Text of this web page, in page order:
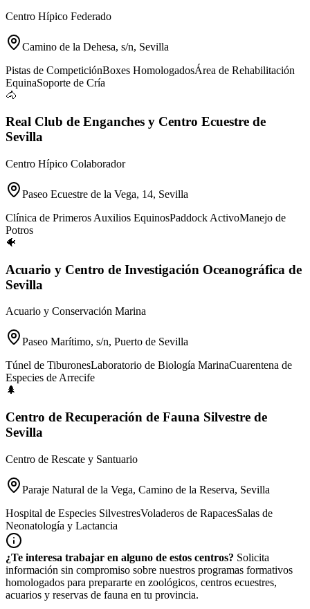
Centro Hípico Federado
Camino de la Dehesa, s/n, Sevilla
Pistas de CompeticiónBoxes HomologadosÁrea de Rehabilitación
EquinaSoporte de Cría
🐴
Real Club de Enganches y Centro Ecuestre de
Sevilla
Centro Hípico Colaborador
Paseo Ecuestre de la Vega, 14, Sevilla
Clínica de Primeros Auxilios EquinosPaddock ActivoManejo de
Potros
🐠
Acuario y Centro de Investigación Oceanográfica de
Sevilla
Acuario y Conservación Marina
Paseo Marítimo, s/n, Puerto de Sevilla
Túnel de TiburonesLaboratorio de Biología MarinaCuarentena de
Especies de Arrecife
🌲
Centro de Recuperación de Fauna Silvestre de
Sevilla
Centro de Rescate y Santuario
Paraje Natural de la Vega, Camino de la Reserva, Sevilla
Hospital de Especies SilvestresVoladeros de RapacesSalas de
Neonatología y Lactancia
¿Te interesa trabajar en alguno de estos centros? Solicita
información sin compromiso sobre nuestros programas formativos
homologados para prepararte en zoológicos, centros ecuestres,
acuarios y reservas de fauna en tu provincia.